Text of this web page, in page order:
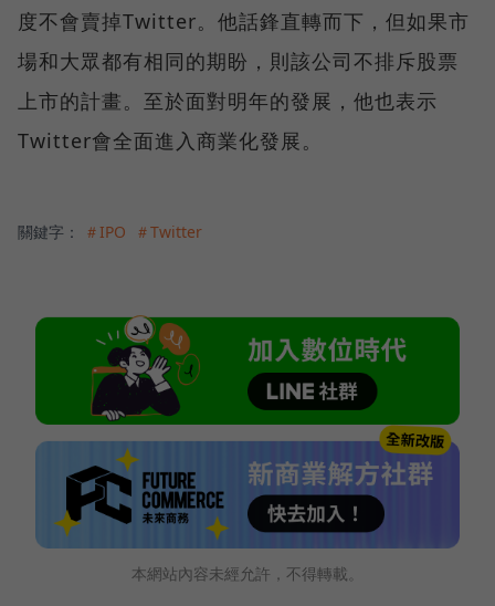
度不會賣掉Twitter。他話鋒直轉而下，但如果市
場和大眾都有相同的期盼，則該公司不排斥股票
上市的計畫。至於面對明年的發展，他也表示
Twitter會全面進入商業化發展。
關鍵字： ＃IPO ＃Twitter
本網站內容未經允許，不得轉載。